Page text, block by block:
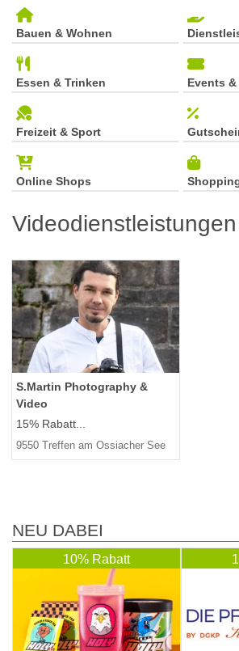
Bauen & Wohnen
Essen & Trinken Events
Freizeit & Sport
Online Shops
Videodienstleistungen
S.Martin Photography &
Video
15% Rabatt...
9550 Treffen am Ossiacher See
NEU DABEI
10% Rabatt